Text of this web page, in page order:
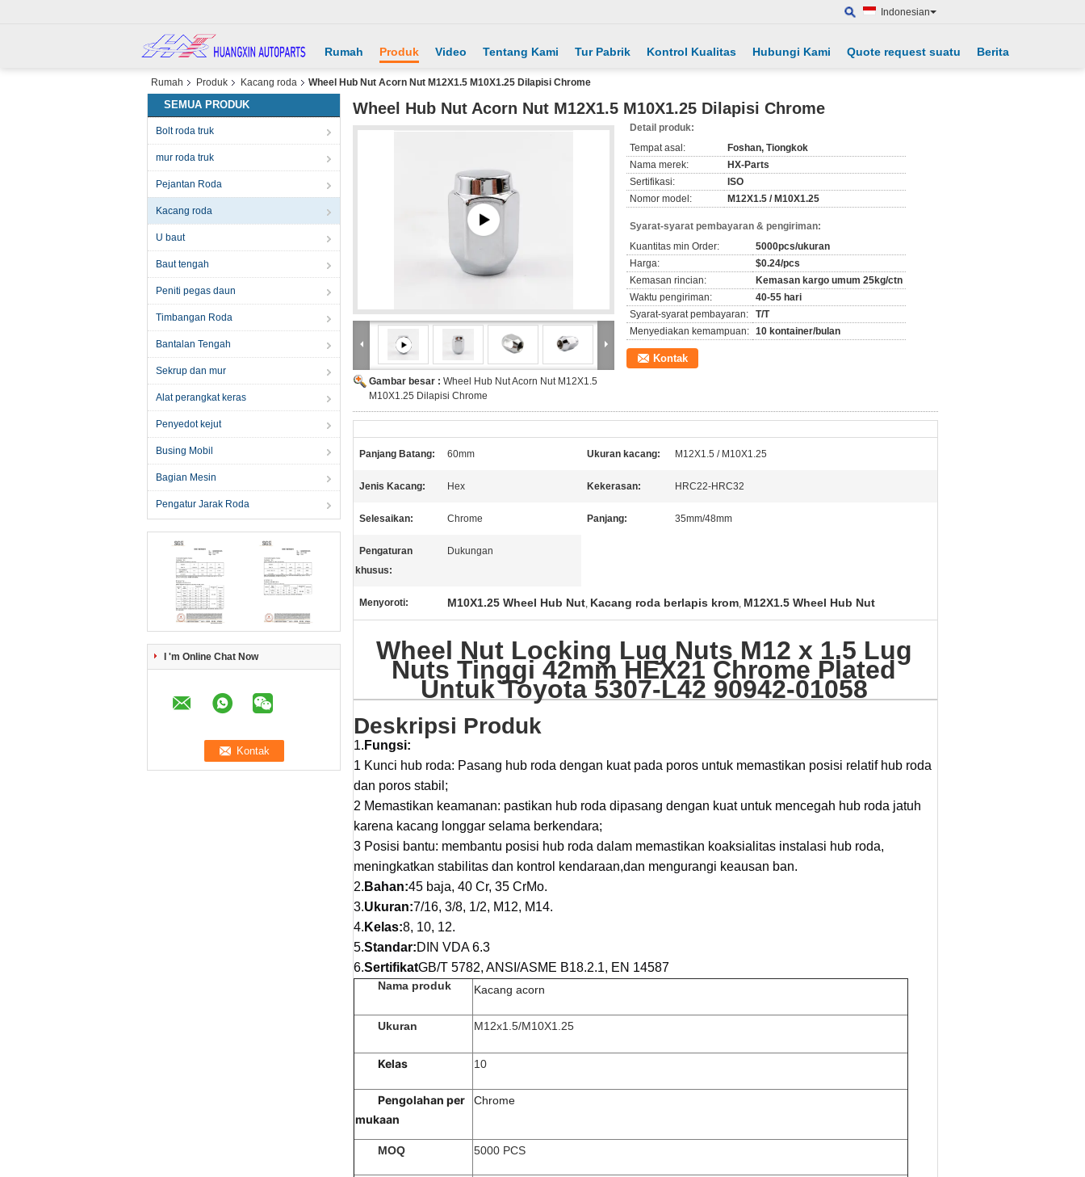
Indonesian
Rumah Produk Video Tentang Kami Tur Pabrik Kontrol Kualitas Hubungi Kami Quote request suatu Berita
Rumah Produk Kacang roda Wheel Hub Nut Acorn Nut M12X1.5 M10X1.25 Dilapisi Chrome
SEMUA PRODUK
Bolt roda truk
mur roda truk
Pejantan Roda
Kacang roda
U baut
Baut tengah
Peniti pegas daun
Timbangan Roda
Bantalan Tengah
Sekrup dan mur
Alat perangkat keras
Penyedot kejut
Busing Mobil
Bagian Mesin
Pengatur Jarak Roda
I 'm Online Chat Now
Wheel Hub Nut Acorn Nut M12X1.5 M10X1.25 Dilapisi Chrome
Gambar besar : Wheel Hub Nut Acorn Nut M12X1.5
M10X1.25 Dilapisi Chrome
Detail produk:
Tempat asal:
Foshan, Tiongkok
Nama merek:
HX-Parts
Sertifikasi:
ISO
Nomor model:
M12X1.5 / M10X1.25
Syarat-syarat pembayaran & pengiriman:
Kuantitas min Order:
5000pcs/ukuran
Harga:
$0.24/pcs
Kemasan rincian:
Kemasan kargo umum 25kg/ctn
Waktu pengiriman:
40-55 hari
Syarat-syarat pembayaran:
T/T
Menyediakan kemampuan: 10 kontainer/bulan
Kontak
Panjang Batang: 60mm Ukuran kacang: M12X1.5 / M10X1.25
Jenis Kacang: Hex Kekerasan: HRC22-HRC32
Selesaikan: Chrome Panjang: 35mm/48mm
Pengaturan
khusus:
Dukungan
Menyoroti: M10X1.25 Wheel Hub Nut, Kacang roda berlapis krom, M12X1.5 Wheel Hub Nut
Wheel Nut Locking Lug Nuts M12 x 1.5 Lug
Nuts Tinggi 42mm HEX21 Chrome Plated
Untuk Toyota 5307-L42 90942-01058
Deskripsi Produk
1. Fungsi:
1 Kunci hub roda: Pasang hub roda dengan kuat pada poros untuk memastikan posisi relatif hub roda
dan poros stabil;
2 Memastikan keamanan: pastikan hub roda dipasang dengan kuat untuk mencegah hub roda jatuh
karena kacang longgar selama berkendara;
3 Posisi bantu: membantu posisi hub roda dalam memastikan koaksialitas instalasi hub roda,
meningkatkan stabilitas dan kontrol kendaraan,dan mengurangi keausan ban.
2. Bahan:45 baja, 40 Cr, 35 CrMo.
3.Ukuran:7/16, 3/8, 1/2, M12, M14.
4. Kelas:8, 10, 12.
5.Standar:DIN VDA 6.3
6.SertifikatGB/T 5782, ANSI/ASME B18.2.1, EN 14587
Nama produk Kacang acorn
Ukuran M12x1.5/M10X1.25
Kelas 10
Pengolahan per
mukaan
Chrome
MOQ 5000 PCS